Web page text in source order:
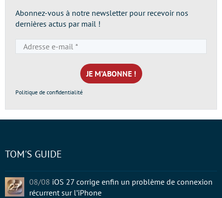
Abonnez-vous à notre newsletter pour recevoir nos
dernières actus par mail !
e-
mail
*
Politique de confidentialité
TOM'S GUIDE
08/08 iOS 27 corrige enfin un problème de connexion
récurrent sur l’iPhone